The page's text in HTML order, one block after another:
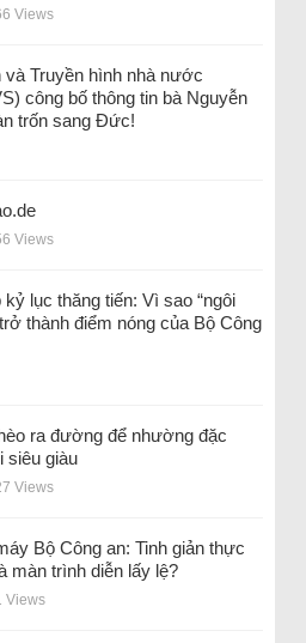
Views
và Truyền hình nhà nước
công bố thông tin bà Nguyễn
trốn sang Đức!
Views
kỷ lục thăng tiến: Vì sao “ngôi
thành điểm nóng của Bộ Công
ra đường để nhường đặc
siêu giàu
Views
Bộ Công an: Tinh giản thực
màn trình diễn lấy lệ?
Views